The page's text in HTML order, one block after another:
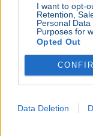
I want to opt-
Retention,
Personal
Purposes for
Opted Out
Data Deletion